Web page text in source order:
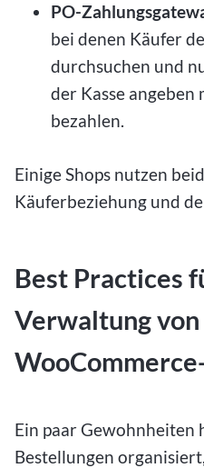
PO-
bei denen Käufer
durchsuchen und
der Kasse angeben
bezahlen.
Einige Shops nutzen
Käuferbeziehung und
Best Practices
Verwaltung von
Ein paar Gewohnheiten
Bestellungen